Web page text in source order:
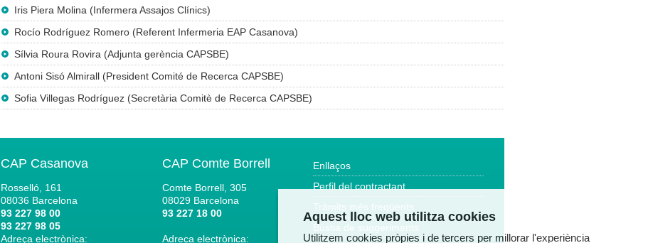
Iris Piera Molina (Infermera Assajos Clínics)
Rocío Rodríguez Romero (Referent Infermeria EAP Casanova)
Sílvia Roura Rovira (Adjunta gerència CAPSBE)
Antoni Sisó Almirall (President Comité de Recerca CAPSBE)
Sofia Villegas Rodríguez (Secretària Comitè de Recerca CAPSBE)
CAP Casanova
Rosselló, 161
08036 Barcelona
93 227 98 00
93 227 98 05
Adreça electrònica:
CAP Comte Borrell
Comte Borrell, 305
08029 Barcelona
93 227 18 00
Adreça electrònica:
Enllaços
Perfil del contractant
Tràmits més freqüents
Bústia de suggeriments
Aquest lloc web utilitza cookies
Utilitzem cookies pròpies i de tercers per millorar l'experiència